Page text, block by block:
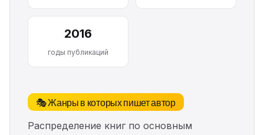
2016
годы публикаций
🎭 Жанры в которых пишет автор
Распределение книг по основным